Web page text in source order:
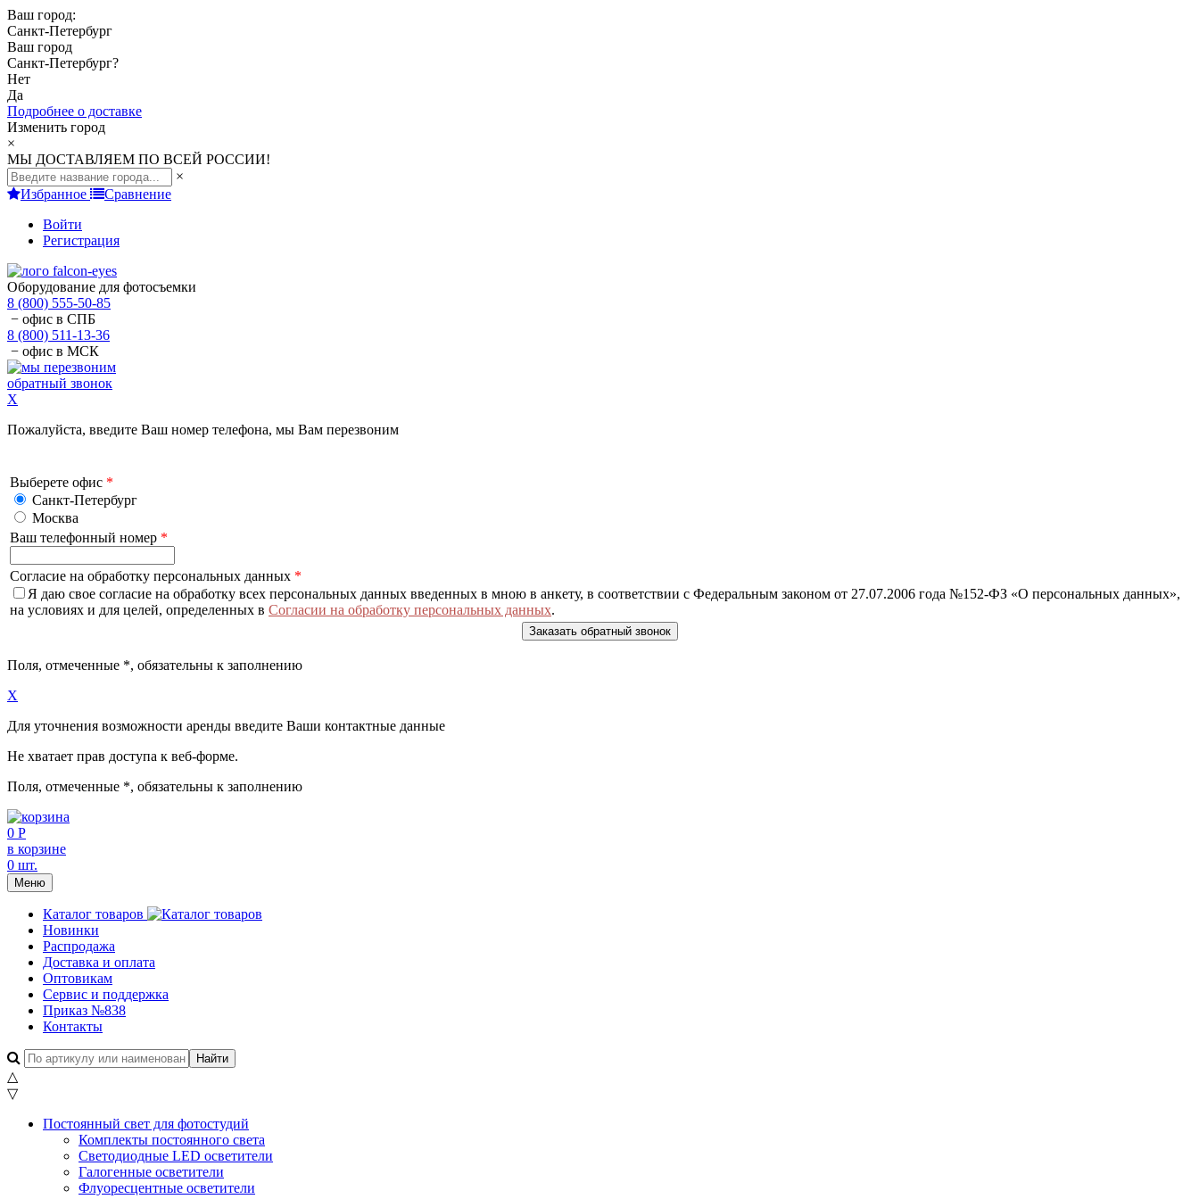
Ваш город:
Санкт-Петербург
Ваш город
Санкт-Петербург?
Нет
Да
Подробнее о доставке
Изменить город
×
МЫ ДОСТАВЛЯЕМ ПО ВСЕЙ РОССИИ!
×
Избранное
Сравнение
Войти
Регистрация
Оборудование для фотосъемки
8 (800) 555-50-85
− офис в СПБ
8 (800) 511-13-36
− офис в МСК
обратный звонок
X
Пожалуйста, введите Ваш номер телефона, мы Вам перезвоним
Выберете офис *
Санкт-Петербург
Москва
Ваш телефонный номер *
Согласие на обработку персональных данных *
Я даю свое согласие на обработку всех персональных данных введенных в мною в анкету, в соответствии с Федеральным законом от 27.07.2006 года №152-ФЗ «О персональных данных»,
на условиях и для целей, определенных в Согласии на обработку персональных данных.
Поля, отмеченные *, обязательны к заполнению
X
Для уточнения возможности аренды введите Ваши контактные данные
Не хватает прав доступа к веб-форме.
Поля, отмеченные *, обязательны к заполнению
0 Р
в корзине
0 шт.
Меню
Каталог товаров
Новинки
Распродажа
Доставка и оплата
Оптовикам
Сервис и поддержка
Приказ №838
Контакты
△
▽
Постоянный свет для фотостудий
Комплекты постоянного света
Светодиодные LED осветители
Галогенные осветители
Флуоресцентные осветители